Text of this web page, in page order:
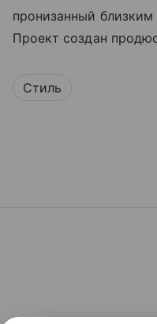
пронизанный
Проект создан
Стиль